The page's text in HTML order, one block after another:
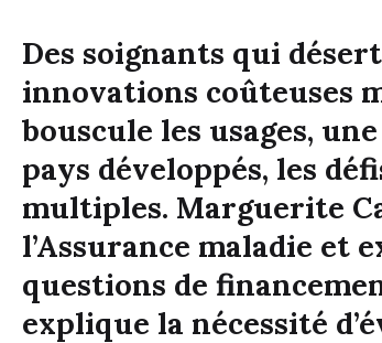
Des soignants qui
innovations coûteuses
bouscule les usages,
pays développés, les
multiples. Marguerite
l’Assurance maladie et
questions de
explique la nécessité